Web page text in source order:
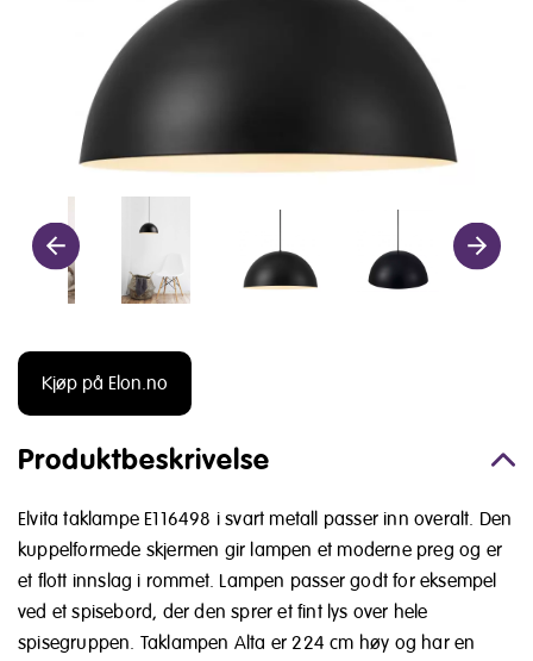
Kjøp på Elon.no
Produktbeskrivelse
Elvita taklampe E116498 i svart metall passer inn overalt. Den
kuppelformede skjermen gir lampen et moderne preg og er
et flott innslag i rommet. Lampen passer godt for eksempel
ved et spisebord, der den sprer et fint lys over hele
spisegruppen. Taklampen Alta er 224 cm høy og har en